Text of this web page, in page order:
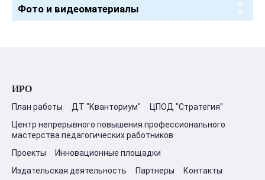
Фото и видеоматериалы
ИРО
План работы ДТ "Кванториум"
ЦПОД "Стратегия"
Центр непрерывного повышения профессионального
мастерства педагогических работников
Проекты
Инновационные площадки
Издательская деятельность
Партнеры
Контакты